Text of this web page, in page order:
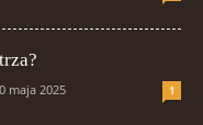
maja 2025 1